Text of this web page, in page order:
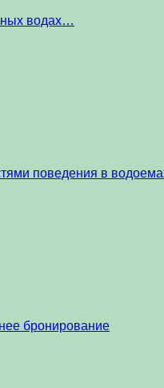
водах…
поведения в
бронирование